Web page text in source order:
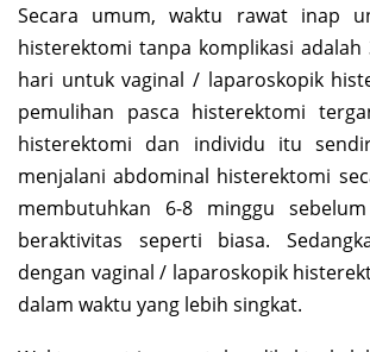
Secara umum, waktu rawat inap
histerektomi tanpa komplikasi adalah
hari untuk vaginal / laparoskopik
pemulihan pasca histerektomi
histerektomi dan individu itu
menjalani abdominal histerektomi
membutuhkan 6-8 minggu
beraktivitas seperti biasa.
dengan vaginal / laparoskopik
dalam waktu yang lebih singkat.